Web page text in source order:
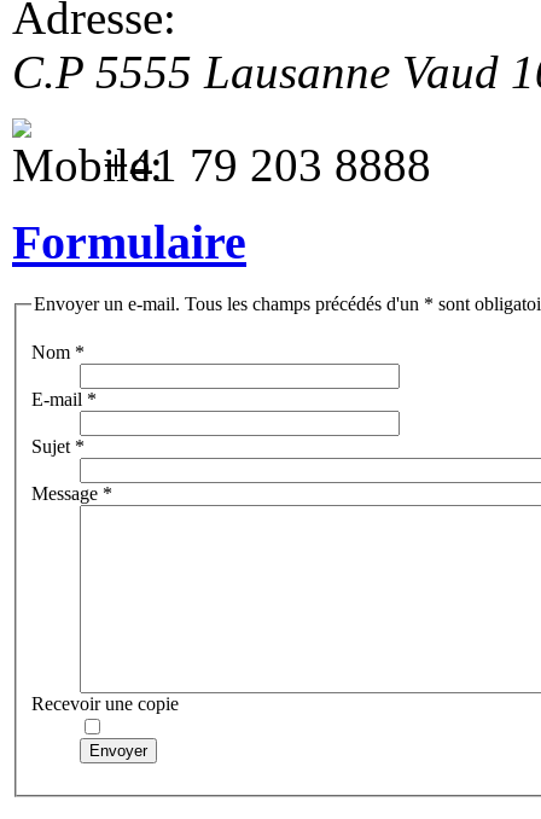
C.P 5555 Lausanne Vaud
+41 79 203 8888
Formulaire
Envoyer un e-mail. Tous les champs précédés d'un * sont
Nom *
E-mail *
Sujet *
Message *
Recevoir une copie
Envoyer